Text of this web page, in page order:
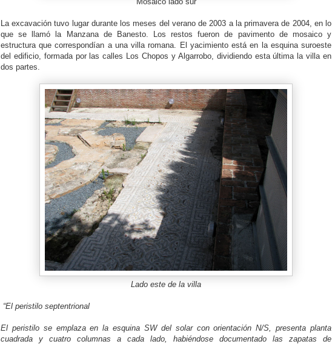
La excavación tuvo lugar durante los meses del verano de 2003 a la primavera de 2004, en lo
que se llamó la Manzana de Banesto. Los restos fueron de pavimento de mosaico y
estructura que correspondían a una villa romana. El yacimiento está en la esquina suroeste
del edificio, formada por las calles Los Chopos y Algarrobo, dividiendo esta última la villa en
dos partes.
Lado este de la villa
“El peristilo septentrional
El peristilo se emplaza en la esquina SW del solar con orientación N/S, presenta planta
cuadrada y cuatro columnas a cada lado, habiéndose documentado las zapatas de